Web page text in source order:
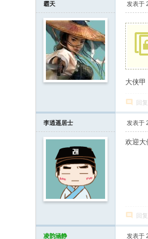
霸天 发表于
大侠甲
回复
李逍遥居士 发表于
欢迎大
回复
凌韵涵静 发表于